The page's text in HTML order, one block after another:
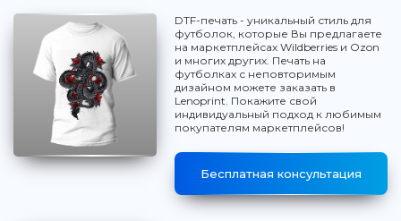
DTF-печать - уникальный стиль для
футболок, которые Вы предлагаете
на маркетплейсах Wildberries и Ozon
и многих других. Печать на
футболках с неповторимым
дизайном можете заказать в
Lenoprint. Покажите свой
индивидуальный подход к любимым
покупателям маркетплейсов!
Бесплатная консультация